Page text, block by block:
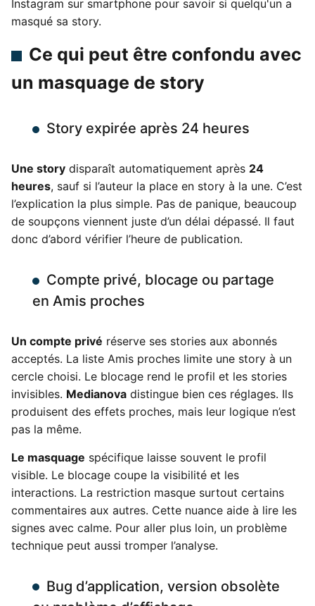
Ce qui peut être confondu avec
un masquage de story
Story expirée après 24 heures
Une story disparaît automatiquement après 24
heures, sauf si l’auteur la place en story à la une. C’est
l’explication la plus simple. Pas de panique, beaucoup
de soupçons viennent juste d’un délai dépassé. Il faut
donc d’abord vérifier l’heure de publication.
Compte privé, blocage ou partage
en Amis proches
Un compte privé réserve ses stories aux abonnés
acceptés. La liste Amis proches limite une story à un
cercle choisi. Le blocage rend le profil et les stories
invisibles. Medianova distingue bien ces réglages. Ils
produisent des effets proches, mais leur logique n’est
pas la même.
Le masquage spécifique laisse souvent le profil
visible. Le blocage coupe la visibilité et les
interactions. La restriction masque surtout certains
commentaires aux autres. Cette nuance aide à lire les
signes avec calme. Pour aller plus loin, un problème
technique peut aussi tromper l’analyse.
Bug d’application, version obsolète